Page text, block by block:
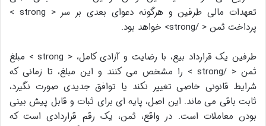
تعهدات مالی طرفین و هرگونه دعوای بعدی بر سر < strong >
پرداخت ثمن < /strong> خواهد بود.
طرفین یک قرارداد بیع، با رضایت و آزادی کامل، < strong > مبلغ
ثمن < /strong > را مشخص می کنند و این مبلغ، تا زمانی که
شرایط قانونی خاصی تغییر نکند یا توافق جدیدی صورت نگیرد،
ثابت باقی می ماند. این اصل، پایه ای برای ثبات و قابل پیش بینی
بودن معاملات است. در واقع، ثمن، یک رقم قراردادی است که